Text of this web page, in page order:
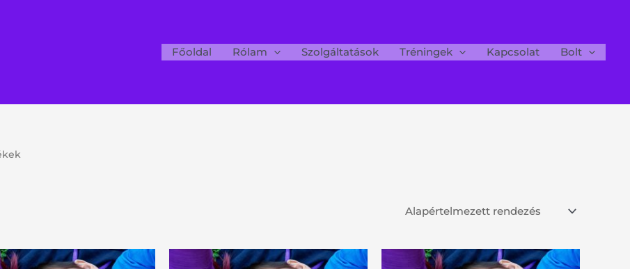
Főoldal
Rólam Szolgáltatások Tréningek Kapcsolat Bolt